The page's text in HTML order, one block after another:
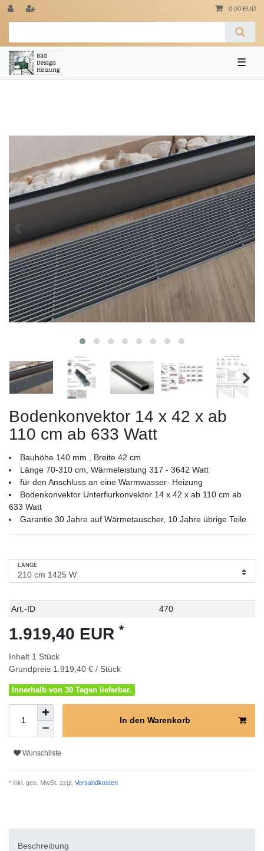
0,00 EUR
☰
Bodenkonvektor 14 x 42 x ab
110 cm ab 633 Watt
Bauhöhe 140 mm , Breite 42 cm
Länge 70-310 cm, Wärmeleistung 317 - 3642 Watt
für den Anschluss an eine Warmwasser- Heizung
Bodenkonvektor Unterflurkonvektor 14 x 42 x ab 110 cm ab
633 Watt
Garantie 30 Jahre auf Wärmetauscher, 10 Jahre übrige Teile
LÄNGE
Technisches
Wert
Art.-ID 470
1.919,40 EUR *
Inhalt 1 Stück
Grundpreis 1.919,40 € / Stück
Innerhalb von 30 Tagen lieferbar.
In den Warenkorb
Wunschliste
* inkl. ges. MwSt. zzgl. Versandkosten
Beschreibung